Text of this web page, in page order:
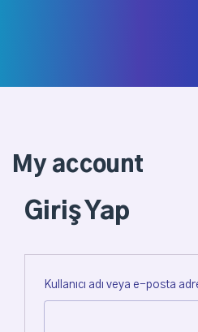
My account
Giriş Yap
Kullanıcı adı veya e-posta